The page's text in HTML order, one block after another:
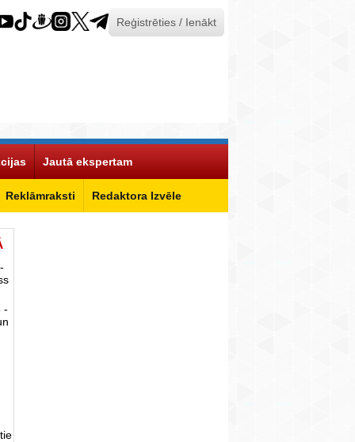
Reģistrēties / Ienākt
Reklāmraksti Redaktora Izvēle
Jautā ekspertam
-